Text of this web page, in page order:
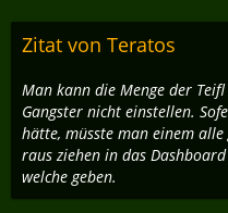
Zitat von Teratos
Man kann die Menge der
Gangster nicht einstellen.
hätte, müsste man einem
raus ziehen in das
welche geben.